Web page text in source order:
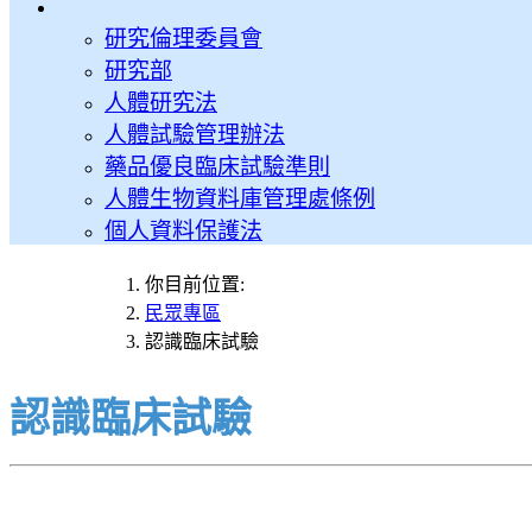
研究倫理委員會
研究部
人體研究法
人體試驗管理辦法
藥品優良臨床試驗準則
人體生物資料庫管理處條例
個人資料保護法
你目前位置:
民眾專區
認識臨床試驗
認識臨床試驗